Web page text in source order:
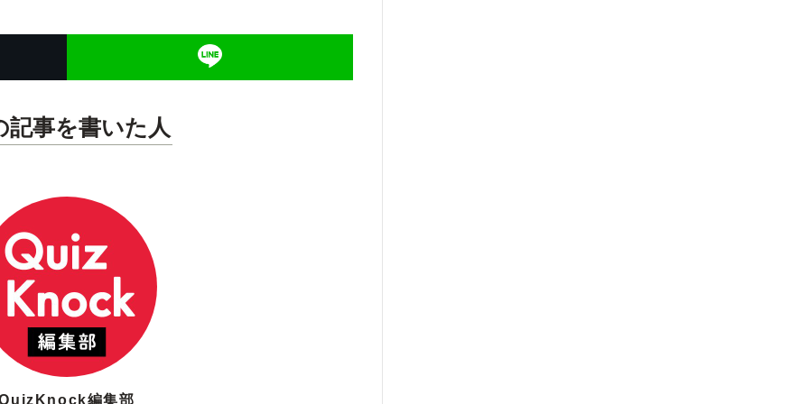
記事を書いた人
編集部